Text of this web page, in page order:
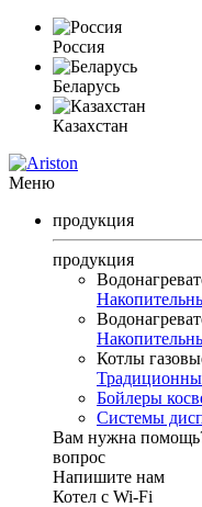
Россия
Беларусь
Казахстан
Меню
продукция
продукция
Котлы
Бойлеры
Системы
Вам нужна
вопрос
Напишите нам
Котел с Wi-Fi